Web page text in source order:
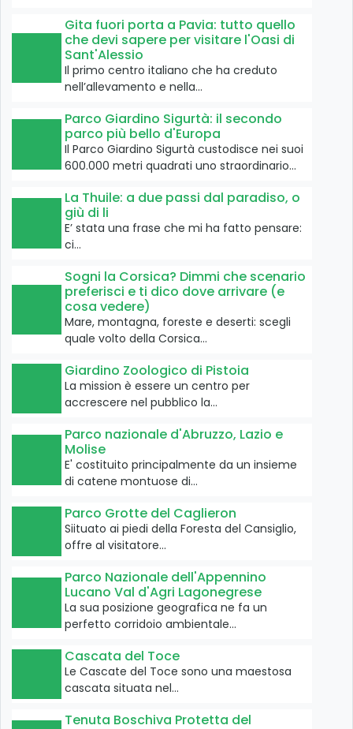
Gita fuori porta a Pavia: tutto quello
che devi sapere per visitare l'Oasi di
Sant'Alessio
Il primo centro italiano che ha creduto
nell’allevamento e nella…
Parco Giardino Sigurtà: il secondo
parco più bello d'Europa
Il Parco Giardino Sigurtà custodisce nei suoi
600.000 metri quadrati uno straordinario…
La Thuile: a due passi dal paradiso, o
giù di li
E’ stata una frase che mi ha fatto pensare:
ci…
Sogni la Corsica? Dimmi che scenario
preferisci e ti dico dove arrivare (e
cosa vedere)
Mare, montagna, foreste e deserti: scegli
quale volto della Corsica…
Giardino Zoologico di Pistoia
La mission è essere un centro per
accrescere nel pubblico la…
Parco nazionale d'Abruzzo, Lazio e
Molise
E' costituito principalmente da un insieme
di catene montuose di…
Parco Grotte del Caglieron
Siituato ai piedi della Foresta del Cansiglio,
offre al visitatore…
Parco Nazionale dell'Appennino
Lucano Val d'Agri Lagonegrese
La sua posizione geografica ne fa un
perfetto corridoio ambientale…
Cascata del Toce
Le Cascate del Toce sono una maestosa
cascata situata nel…
Tenuta Boschiva Protetta del